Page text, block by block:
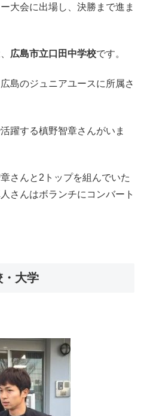
大会に出場し、決勝まで進ま
広島市立口田中学校です。
島のジュニアユースに所属さ
躍する槙野智章さんがいま
さんと2トップを組んでいた
さんはボランチにコンバート
・大学